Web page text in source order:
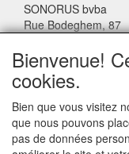
SONORUS bvba
Rue Bodeghem, 87
Belgique
Mail:
Bienvenue!
cookies.
Bien que vous visitez
que nous pouvons
pas de données